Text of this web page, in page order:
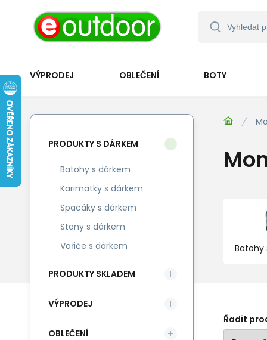
VÝPRODEJ OBLEČENÍ BOTY
Batohy
Řadit
PRODUKTY S DÁRKEM
Batohy s dárkem
Karimatky s dárkem
Spacáky s dárkem
Stany s dárkem
Vařiče s dárkem
PRODUKTY SKLADEM
VÝPRODEJ
OBLEČENÍ